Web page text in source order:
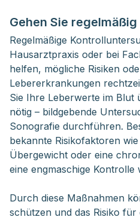
Gehen Sie
Regelmäßige
Hausarztpraxis oder bei
helfen, mögliche Risiken
Lebererkrankungen
Sie Ihre Leberwerte im Blut
nötig – bildgebende
Sonografie durchführen.
bekannte Risikofaktoren
Übergewicht oder eine
eine engmaschige Kontrolle
Durch diese Maßnahmen
schützen und das Risiko für